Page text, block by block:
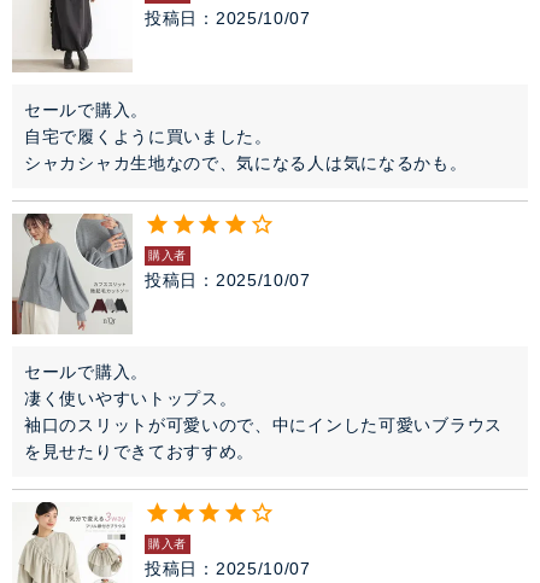
投稿日 2025/10/07
セールで購入。
自宅で履くように買いました。
シャカシャカ生地なので、気になる人は気になるかも。
購入者
投稿日 2025/10/07
セールで購入。
凄く使いやすいトップス。
袖口のスリットが可愛いので、中にインした可愛いブラウス
を見せたりできておすすめ。
購入者
投稿日 2025/10/07